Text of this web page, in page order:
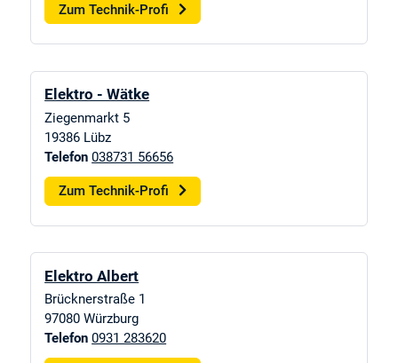
Zum Technik-Profi
Elektro - Wätke
Ziegenmarkt 5
19386 Lübz
Telefon 038731 56656
Zum Technik-Profi
Elektro Albert
Brücknerstraße 1
97080 Würzburg
Telefon 0931 283620